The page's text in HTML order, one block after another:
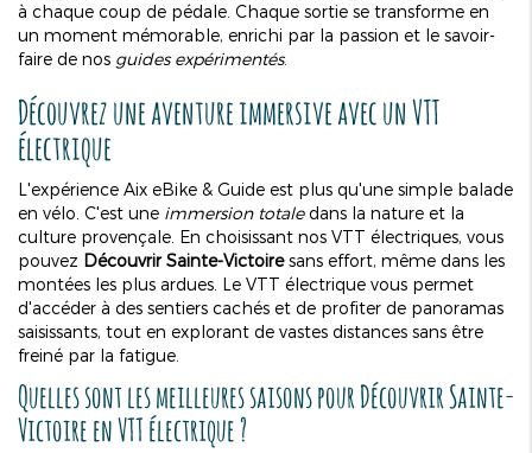
à chaque coup de pédale. Chaque sortie se transforme en
un moment mémorable, enrichi par la passion et le savoir-
faire de nos guides expérimentés.
Découvrez une aventure immersive avec un VTT
électrique
L'expérience Aix eBike & Guide est plus qu'une simple balade
en vélo. C'est une immersion totaledans la nature et la
culture provençale. En choisissant nos VTT électriques, vous
pouvez Découvrir Sainte-Victoiresans effort, même dans les
montées les plus ardues. Le VTT électrique vous permet
d'accéder à des sentiers cachés et de profiter de panoramas
saisissants, tout en explorant de vastes distances sans être
freiné par la fatigue.
Quelles sont les meilleures saisons pourDécouvrir Sainte-
Victoireen VTT électrique ?